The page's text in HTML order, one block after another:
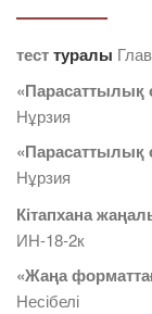
тесттуралы
Нұрзия
Нұрзия
Кітапхана
ИН-18-2к
«Жаңа
Несібелі